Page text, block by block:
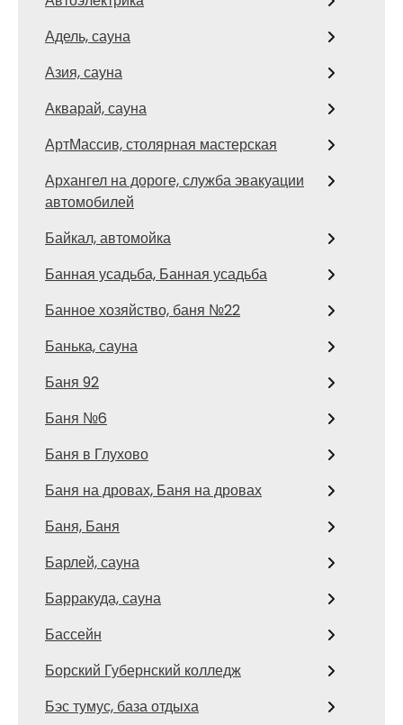
Адель, сауна
Азия, сауна
Акварай, сауна
АртМассив, столярная мастерская
Архангел на дороге, служба эвакуации
автомобилей
Байкал, автомойка
Банная усадьба, Банная усадьба
Банное хозяйство, баня №22
Банька, сауна
Баня 92
Баня №6
Баня в Глухово
Баня на дровах, Баня на дровах
Баня, Баня
Барлей, сауна
Барракуда, сауна
Бассейн
Борский Губернский колледж
Бэс тумус, база отдыха